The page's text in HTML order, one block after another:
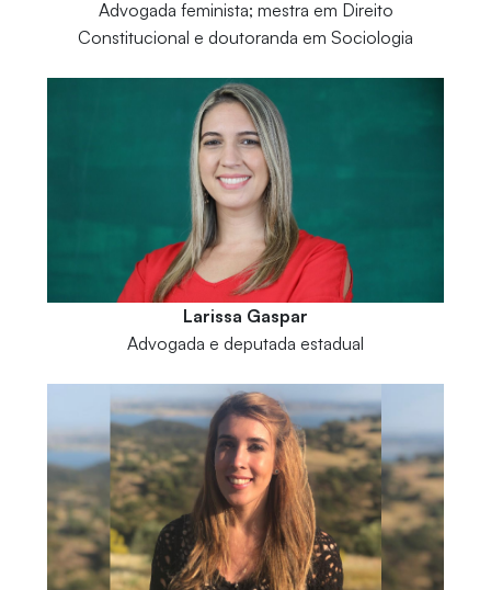
Advogada feminista; mestra em Direito
Constitucional e doutoranda em Sociologia
Larissa Gaspar
Advogada e deputada estadual